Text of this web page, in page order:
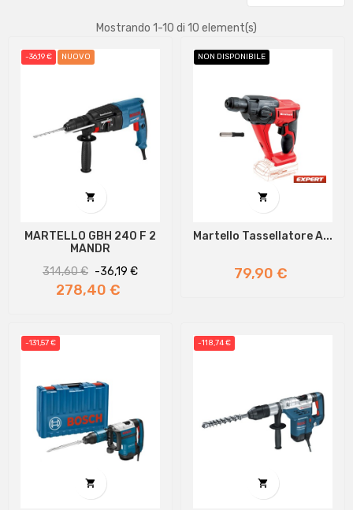
Mostrando 1-10 di 10 element(s)
-36,19 € NUOVO

MARTELLO GBH 240 F 2
MANDR
Prezzo
regolare
314,60 € -36,19 €Prezzo
278,40 €
NON DISPONIBILE

Martello Tassellatore A...
Prezzo
79,90 €
-131,57 €

-118,74 €
